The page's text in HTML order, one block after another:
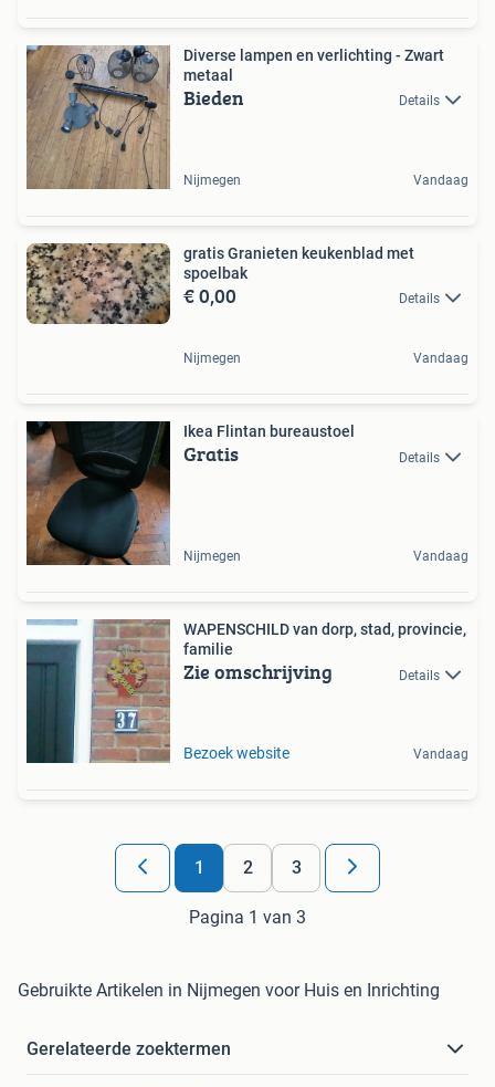
Diverse lampen en verlichting - Zwart
metaal
Bieden Details
Nijmegen Vandaag
gratis Granieten keukenblad met
spoelbak
€ 0,00 Details
Nijmegen Vandaag
Ikea Flintan bureaustoel
Gratis Details
Nijmegen Vandaag
WAPENSCHILD van dorp, stad, provincie,
familie
Zie omschrijving Details
Bezoek website Vandaag
1 2 3
Pagina 1 van 3
Gebruikte Artikelen in Nijmegen voor Huis en Inrichting
Gerelateerde zoektermen